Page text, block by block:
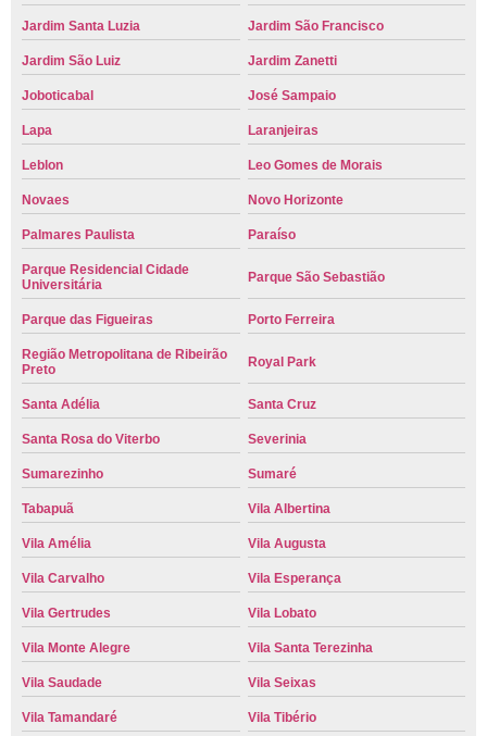
Jardim Santa Luzia Jardim São Francisco
Jardim São Luiz Jardim Zanetti
Joboticabal José Sampaio
Lapa Laranjeiras
Leblon Leo Gomes de Morais
Novaes Novo Horizonte
Palmares Paulista Paraíso
Parque Residencial Cidade
Universitária
Parque São Sebastião
Parque das Figueiras Porto Ferreira
Região Metropolitana de Ribeirão
Preto
Royal Park
Santa Adélia Santa Cruz
Santa Rosa do Viterbo Severinia
Sumarezinho Sumaré
Tabapuã Vila Albertina
Vila Amélia Vila Augusta
Vila Carvalho Vila Esperança
Vila Gertrudes Vila Lobato
Vila Monte Alegre Vila Santa Terezinha
Vila Saudade Vila Seixas
Vila Tamandaré
Vila Tibério